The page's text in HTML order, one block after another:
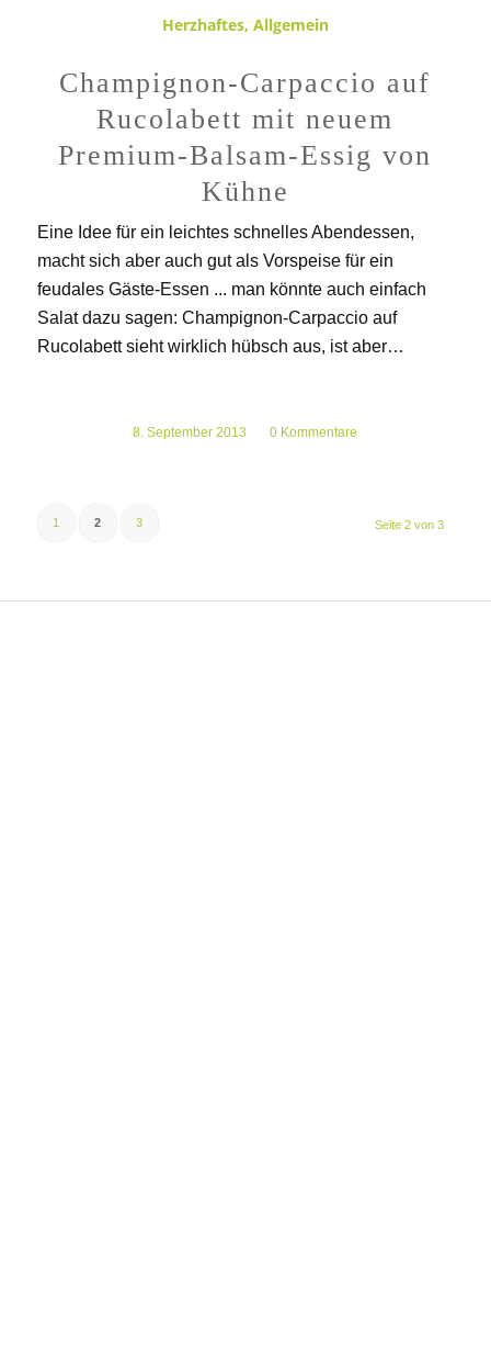
Herzhaftes, Allgemein
Champignon-Carpaccio auf
Rucolabett mit neuem
Premium-Balsam-Essig von
Kühne
Eine Idee für ein leichtes schnelles Abendessen,
macht sich aber auch gut als Vorspeise für ein
feudales Gäste-Essen ... man könnte auch einfach
Salat dazu sagen: Champignon-Carpaccio auf
Rucolabett sieht wirklich hübsch aus, ist aber…
8. September 2013
/ 0 Kommentare
Seite 2 von 3
1 2 3